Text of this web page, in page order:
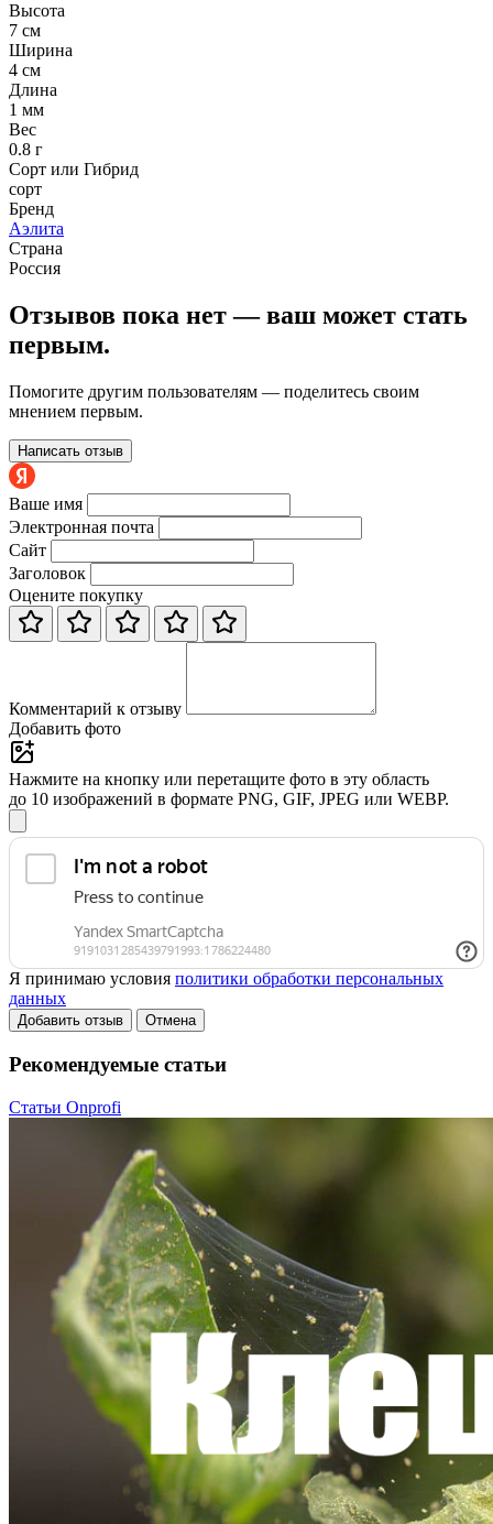
Высота
7 см
Ширина
4 см
Длина
1 мм
Вес
0.8 г
Сорт или Гибрид
сорт
Бренд
Аэлита
Страна
Россия
Отзывов пока нет — ваш может стать
первым.
Помогите другим пользователям — поделитесь своим
мнением первым.
Написать отзыв
Ваше имя
Электронная почта
Сайт
Заголовок
Оцените покупку
Комментарий к отзыву
Добавить фото
Нажмите на кнопку или перетащите фото в эту область
до 10 изображений в формате PNG, GIF, JPEG или WEBP.
Я принимаю условия политики обработки персональных
данных
Добавить отзыв Отмена
Рекомендуемые статьи
Статьи Onprofi